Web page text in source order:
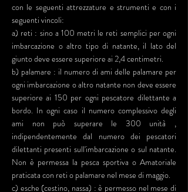
con le seguenti attrezzature e strumenti e con i
seguenti vincoli:
a) reti : sino a 100 metri le reti semplici per ogni
imbarcazione o altro tipo di natante, il lato del
giunto deve essere superiore ai 2,4 centimetri.
b) palamare : il numero di ami delle palamare per
ogni imbarcazione o altro natante non deve essere
superiore ai 150 per ogni pescatore dilettante a
bordo. In ogni caso il numero complessivo degli
ami non può superare le 300 unità ,
indipendentemente dal numero dei pescatori
dilettanti presenti sull'imbarcazione o sul natante.
Non è permessa la pesca sportiva o Amatoriale
praticata con reti o palamare nel mese di maggio.
c) esche (cestino, nassa) : è permesso nel mese di